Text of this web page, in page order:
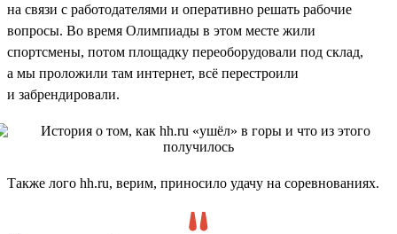
на связи с работодателями и оперативно решать рабочие
вопросы. Во время Олимпиады в этом месте жили
спортсмены, потом площадку переоборудовали под склад,
а мы проложили там интернет, всё перестроили
и забрендировали.
Также лого hh.ru, верим, приносило удачу на соревнованиях.